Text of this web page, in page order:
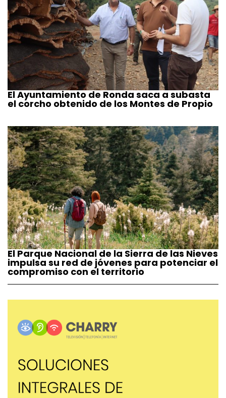
El Ayuntamiento de Ronda saca a subasta
el corcho obtenido de los Montes de Propio
El Parque Nacional de la Sierra de las Nieves
impulsa su red de jóvenes para potenciar el
compromiso con el territorio